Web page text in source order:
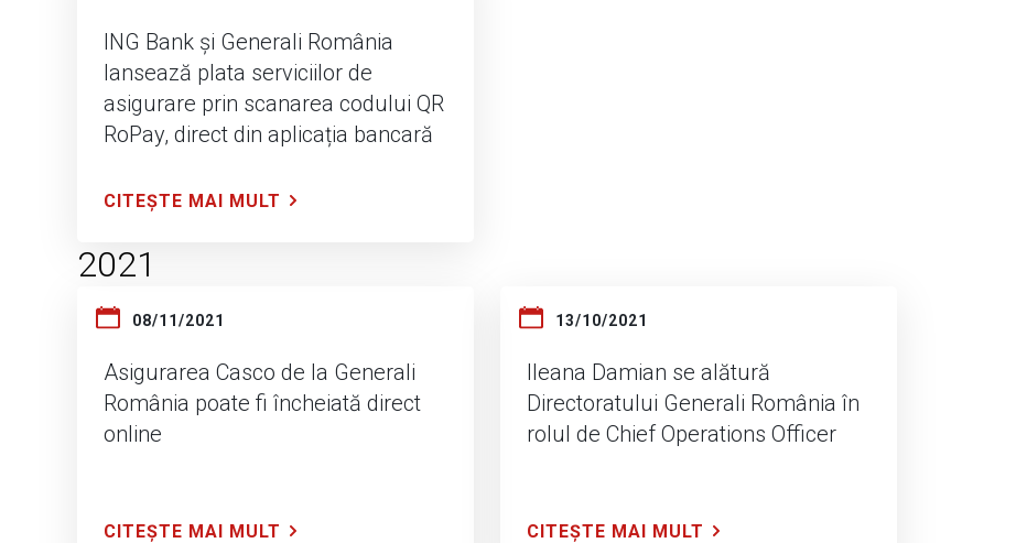
ING Bank și Generali România
lansează plata serviciilor de
asigurare prin scanarea codului QR
RoPay, direct din aplicația bancară
CITEȘTE MAI MULT
2021
08/11/2021
Asigurarea Casco de la Generali
România poate fi încheiată direct
online
CITEȘTE MAI MULT
13/10/2021
Ileana Damian se alătură
Directoratului Generali România în
rolul de Chief Operations Officer
CITEȘTE MAI MULT